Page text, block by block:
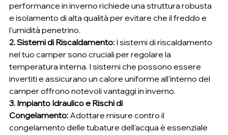
performance in inverno richiede una struttura robusta
e isolamento di alta qualità per evitare che il freddo e
l'umidità penetrino.
2. Sistemi di Riscaldamento: I sistemi di riscaldamento
nel tuo camper sono cruciali per regolare la
temperatura interna. I sistemi che possono essere
invertiti e assicurano un calore uniforme all'interno del
camper offrono notevoli vantaggi in inverno.
3. Impianto Idraulico e Rischi di
Congelamento: Adottare misure contro il
congelamento delle tubature dell'acqua è essenziale